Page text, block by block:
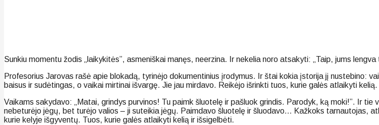
Sunkiu momentu žodis „laikykitės”, asmeniškai manęs, neerzina. Ir nekelia noro atsakyti: „Taip, jums
Profesorius Jarovas rašė apie blokadą, tyrinėjo dokumentinius įrodymus. Ir štai kokia įstorija jį nustebino:
baisus ir sudėtingas, o vaikai mirtinai išvargę. Jie jau mirdavo. Reikėjo išrinkti tuos, kurie galės atlaikyti
Vaikams sakydavo: „Matai, grindys purvinos! Tu paimk šluotelę ir pašluok grindis. Parodyk, ką moki!”. Ir
nebeturėjo jėgų, bet turėjo valios – ji suteikia jėgų. Paimdavo šluotelę ir šluodavo… Kažkoks tarnautojas,
kurie kelyje išgyventų. Tuos, kurie galės atlaikyti kelią ir išsigelbėti.